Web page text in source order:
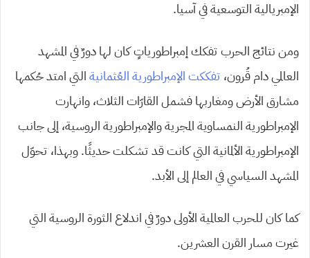
الإمبريالية التوسعية في آسيا.
ومن نتائج الحرب تفكك إمبراطورياتٍ كان لها دورٌ في المشهد
العالمي دام قُرون، تفككت الإمبراطورية العُثمانيةالتي امتد حُكمها
مشارق الأرض ومغاربها فشمل القارّات الثلاث، وانهارت
الإمبراطورية النمساوية المجرية والإمبراطورية الروسية، إلى جانب
الإمبراطورية الألمانية التي كانت قد تشكلت حديثًا. وبهذا، تحوّل
المشهد السياسي في العالم إلى الأبد.
كما كان للحرب العالمية الأولى دورٌ في اندلاع الثورة الروسية التي
غيرت مسار القرن العشرين.